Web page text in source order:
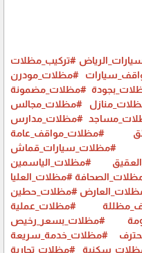
#تركيب_مظلات
#مظلات_مودرن
#مظلات_مضمونة
#مظلات_مجالس
#مظلات_مدارس
#مظلات_مواقف_عامة
#مظلات_سيارات_قماش
#مظلات_الياسمين
#مظلات_العليا
#مظلات_حطين
#مظلات_عملية
#مظلات_بسعر_رخيص
#مظلات_خدمة_سريعة
#مظلات_تجارية